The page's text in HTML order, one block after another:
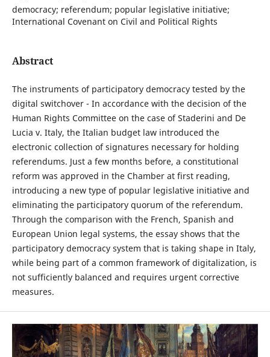
democracy; referendum; popular legislative initiative;
International Covenant on Civil and Political Rights
Abstract
The instruments of participatory democracy tested by the
digital switchover - In accordance with the decision of the
Human Rights Committee on the case of Staderini and De
Lucia v. Italy, the Italian budget law introduced the
electronic collection of signatures necessary for holding
referendums. Just a few months before, a constitutional
reform was approved in the Chamber at first reading,
introducing a new type of popular legislative initiative and
eliminating the participatory quorum of the referendum.
Through the comparison with the French, Spanish and
European Union legal systems, the essay shows that the
participatory democracy system that is taking shape in Italy,
while being part of a common framework of digitalization, is
not sufficiently balanced and requires urgent corrective
measures.